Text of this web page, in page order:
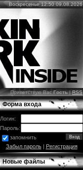
Воскресенье 12:50 09.08.2026
Приветствую ВасГость|RSS
Форма входа
Логин:
Пароль:
запомнить
Забыл пароль| Регистрация
Новые файлы